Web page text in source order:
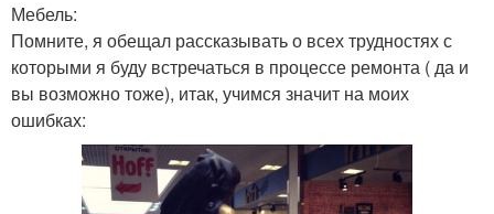
Мебель:
Помните, я обещал рассказывать о всех трудностях с
которыми я буду встречаться в процессе ремонта ( да и
вы возможно тоже), итак, учимся значит на моих
ошибках: